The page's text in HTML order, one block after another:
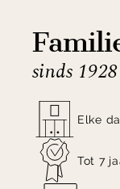
sinds 1928
Elke
Tot 7